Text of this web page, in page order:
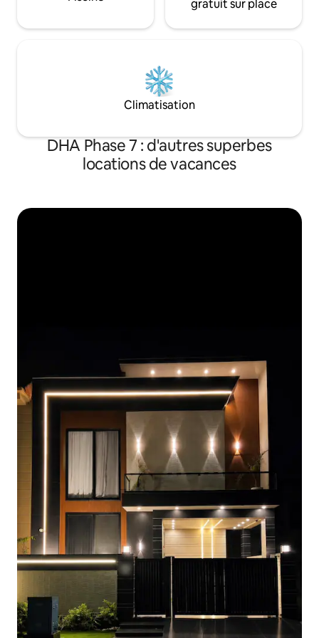
gratuit sur place
Climatisation
DHA Phase 7 : d'autres superbes
locations de vacances